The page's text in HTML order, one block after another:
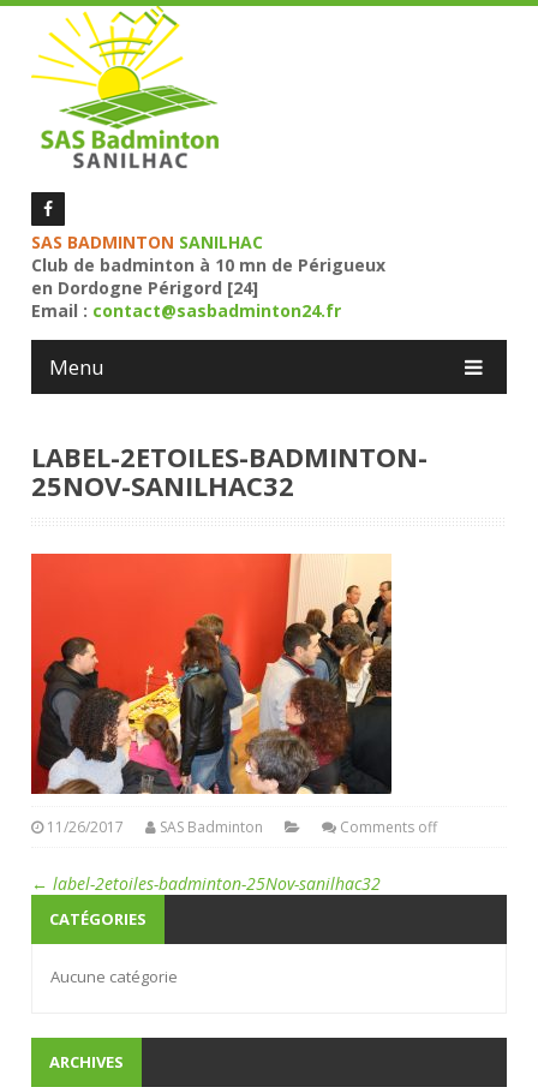
SAS BADMINTON SANILHAC
Club de badminton à 10 mn de Périgueux
en Dordogne Périgord [24]
Email : contact@sasbadminton24.fr
Menu
LABEL-2ETOILES-BADMINTON-
25NOV-SANILHAC32
11/26/2017 SAS Badminton Comments off
← label-2etoiles-badminton-25Nov-sanilhac32
CATÉGORIES
Aucune catégorie
ARCHIVES